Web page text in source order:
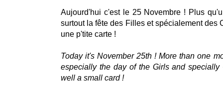
Aujourd'hui c'est le 25 Novembre ! Plus
surtout la fête des Filles et spécialement des
une p'tite carte !
Today it's November 25th ! More than one
especially the day of the Girls and specially
well a small card !